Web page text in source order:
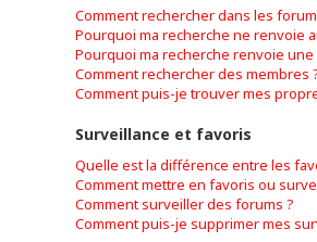
Comment rechercher dans les
Pourquoi ma recherche ne renvoie
Pourquoi ma recherche renvoie une
Comment rechercher des membres
Comment puis-je trouver mes
Surveillance et favoris
Quelle est la différence entre les
Comment mettre en favoris ou
Comment surveiller des forums ?
Comment puis-je supprimer mes